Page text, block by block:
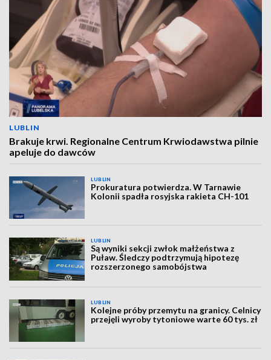
LUBLIN
Brakuje krwi. Regionalne Centrum Krwiodawstwa pilnie
apeluje do dawców
LUBLIN
Prokuratura potwierdza. W Tarnawie
Kolonii spadła rosyjska rakieta CH-101
LUBLIN
Są wyniki sekcji zwłok małżeństwa z
Puław. Śledczy podtrzymują hipotezę
rozszerzonego samobójstwa
LUBLIN
Kolejne próby przemytu na granicy. Celnicy
przejęli wyroby tytoniowe warte 60 tys. zł